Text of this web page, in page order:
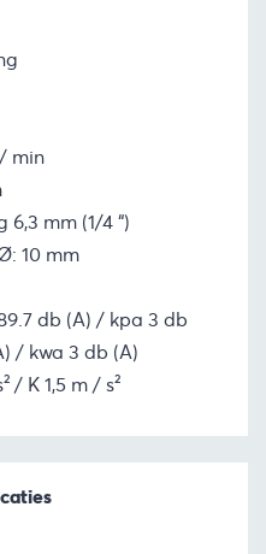
min
mm (1/4 “)
10 mm
db (A) / kpa 3 db
/ kwa 3 db (A)
/ K 1,5 m / s²